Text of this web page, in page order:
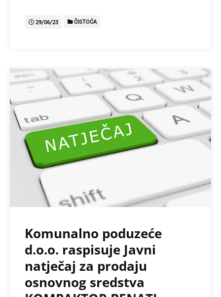
29/06/23 ČISTOĆA
Komunalno poduzeće
d.o.o. raspisuje Javni
natječaj za prodaju
osnovnog sredstva